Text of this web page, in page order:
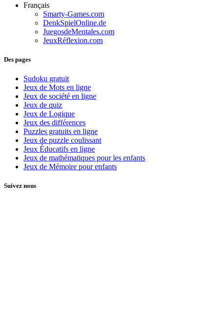
Français
Smarty-Games.com
DenkSpielOnline.de
JuegosdeMentales.com
JeuxRéflexion.com
Des pages
Sudoku gratuit
Jeux de Mots en ligne
Jeux de société en ligne
Jeux de quiz
Jeux de Logique
Jeux des différences
Puzzles gratuits en ligne
Jeux de puzzle coulissant
Jeux Éducatifs en ligne
Jeux de mathématiques pour les enfants
Jeux de Mémoire pour enfants
Suivez nous